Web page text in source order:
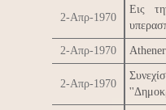
2-Απρ-1970
Εις
2-Απρ-1970
2-Απρ-1970